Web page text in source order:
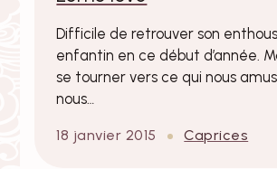
Difficile de retrouver son
enfantin en ce début d’année.
se tourner vers ce qui nous
nous…
18 janvier 2015 Caprices